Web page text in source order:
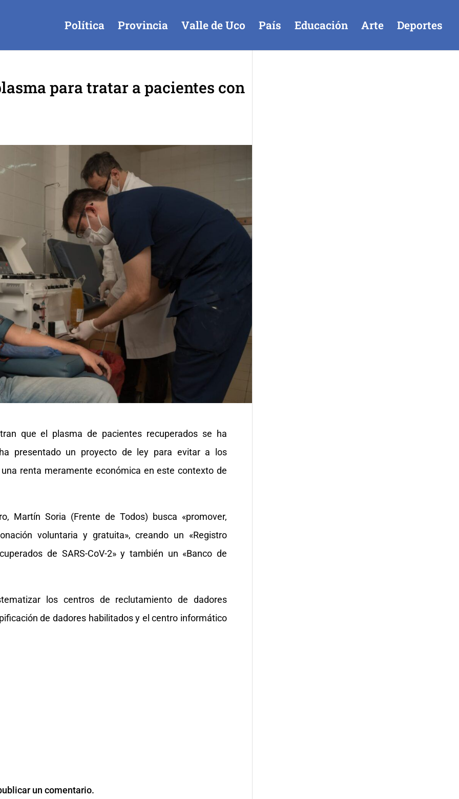
Política Provincia Valle de Uco País Educación Arte Deportes
para tratar a pacientes con
que el plasma de pacientes recuperados se ha
presentado un proyecto de ley para evitar a los
renta meramente económica en este contexto de
Martín Soria (Frente de Todos) busca «promover,
voluntaria y gratuita», creando un «Registro
de SARS-CoV-2» y también un «Banco de
los centros de reclutamiento de dadores
de dadores habilitados y el centro informático
un comentario.